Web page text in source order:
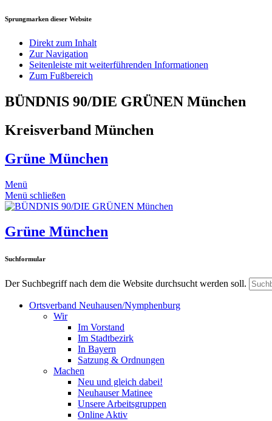
Sprungmarken dieser Website
Direkt zum Inhalt
Zur Navigation
Seitenleiste mit weiterführenden Informationen
Zum Fußbereich
BÜNDNIS 90/DIE GRÜNEN München
Kreisverband München
Grüne München
Menü
Menü schließen
Grüne München
Suchformular
Der Suchbegriff nach dem die Website durchsucht werden soll.
Ortsverband Neuhausen/Nymphenburg
Wir
Im Vorstand
Im Stadtbezirk
In Bayern
Satzung & Ordnungen
Machen
Neu und gleich dabei!
Neuhauser Matinee
Unsere Arbeitsgruppen
Online Aktiv